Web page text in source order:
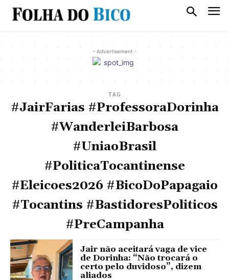
- Advertisement -
TAG
#JairFarias #ProfessoraDorinha
#WanderleiBarbosa
#UniaoBrasil
#PoliticaTocantinense
#Eleicoes2026 #BicoDoPapagaio
#Tocantins #BastidoresPoliticos
#PreCampanha
Jair não aceitará vaga de vice
de Dorinha: “Não trocará o
certo pelo duvidoso”, dizem
aliados